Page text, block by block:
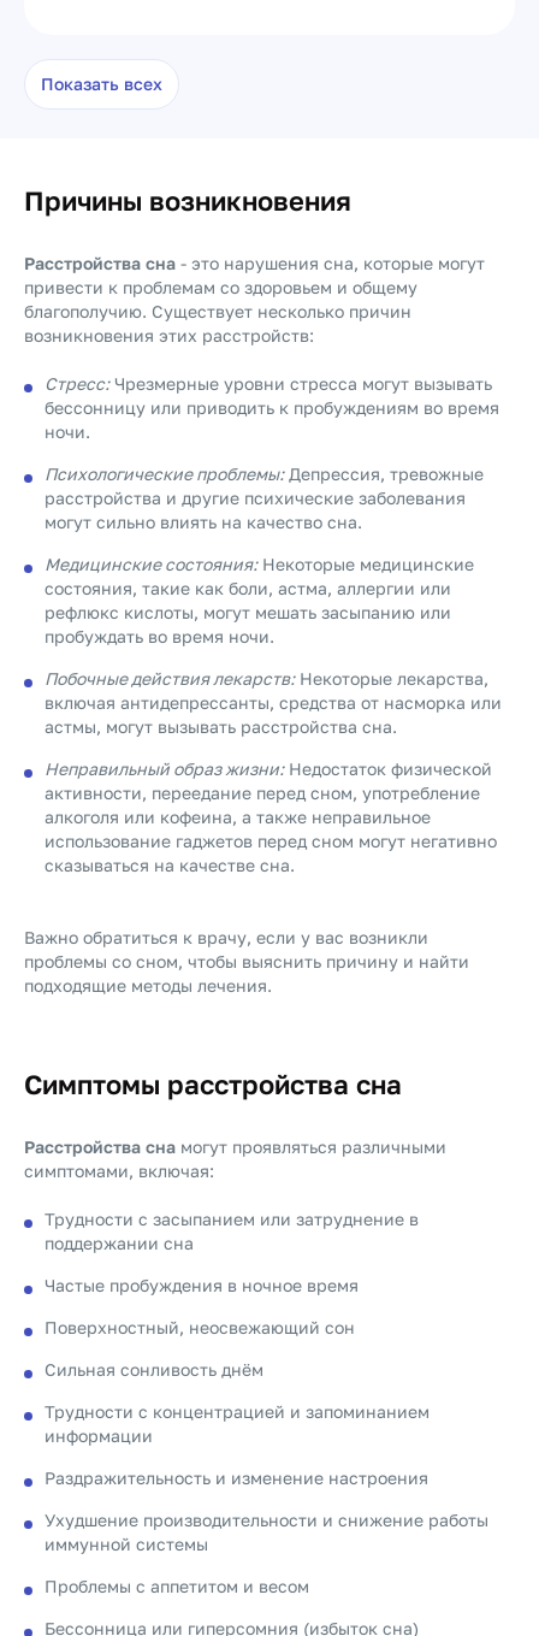
Показать всех
Причины возникновения
Расстройства сна - это нарушения сна, которые могут
привести к проблемам со здоровьем и общему
благополучию. Существует несколько причин
возникновения этих расстройств:
Стресс:Чрезмерные уровни стресса могут вызывать
бессонницу или приводить к пробуждениям во время
ночи.
Психологические проблемы:Депрессия, тревожные
расстройства и другие психические заболевания
могут сильно влиять на качество сна.
Медицинские состояния:Некоторые медицинские
состояния, такие как боли, астма, аллергии или
рефлюкс кислоты, могут мешать засыпанию или
пробуждать во время ночи.
Побочные действия лекарств:Некоторые лекарства,
включая антидепрессанты, средства от насморка или
астмы, могут вызывать расстройства сна.
Неправильный образ жизни:Недостаток физической
активности, переедание перед сном, употребление
алкоголя или кофеина, а также неправильное
использование гаджетов перед сном могут негативно
сказываться на качестве сна.
Важно обратиться к врачу, если у вас возникли
проблемы со сном, чтобы выяснить причину и найти
подходящие методы лечения.
Симптомы расстройства сна
Расстройства сна могут проявляться различными
симптомами, включая:
Трудности с засыпанием или затруднение в
поддержании сна
Частые пробуждения в ночное время
Поверхностный, неосвежающий сон
Сильная сонливость днём
Трудности с концентрацией и запоминанием
информации
Раздражительность и изменение настроения
Ухудшение производительности и снижение работы
иммунной системы
Проблемы с аппетитом и весом
Бессонница или гиперсомния (избыток сна)